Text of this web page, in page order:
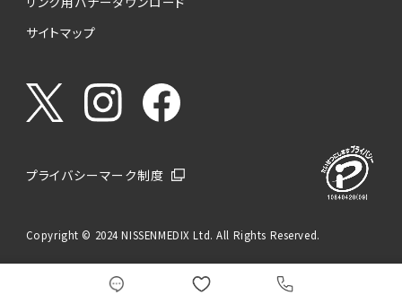
サイトマップ
プライバシーマーク制度
Copyright © 2024 NISSENMEDIX Ltd. All Rights Reserved.